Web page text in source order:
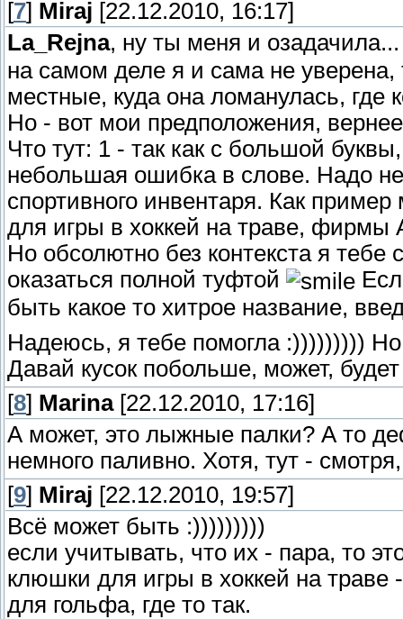
[7] Miraj [22.12.2010, 16:17]
La_Rejna, ну ты меня и
на самом деле я и сама не уверена,
местные, куда она ломанулась, где
Но - вот мои предположения,
Что тут: 1 - так как с большой
небольшая ошибка в слове. Надо
спортивного инвентаря. Как
для игры в хоккей на траве, фирмы
Но обсолютно без контекста я тебе
оказаться полной туфтой
быть какое то хитрое название,
Надеюсь, я тебе помогла :)))))))))
Давай кусок побольше, может,
[8] Marina[22.12.2010, 17:16]
А может, это лыжные палки? А то
немного паливно. Хотя, тут -
[9] Miraj [22.12.2010, 19:57]
Всё может быть :)))))))))
если учитывать, что их - пара, то
клюшки для игры в хоккей на
для гольфа, где то так.